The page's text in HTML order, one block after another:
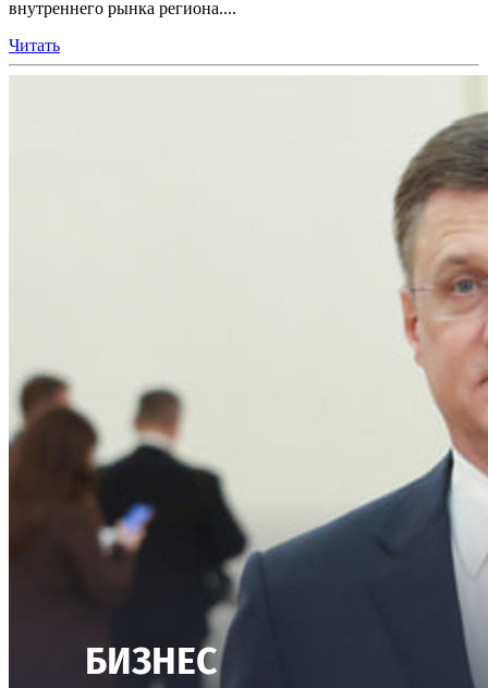
внутреннего рынка региона....
Читать